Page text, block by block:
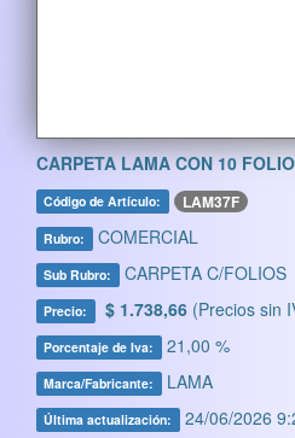
CARPETA LAMA CON 10
Código de Artículo: LAM37F
Rubro: COMERCIAL
Sub Rubro: CARPETA C/FOLIOS
Precio: $ 1.738,66 (Precios sin
Porcentaje de Iva: 21,00 %
Marca/Fabricante: LAMA
Última actualización: 24/06/2026